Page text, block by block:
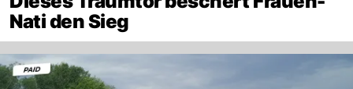
Nati den Sieg